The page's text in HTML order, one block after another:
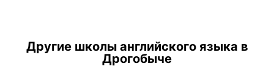
Другие школы английского языка в
Дрогобыче